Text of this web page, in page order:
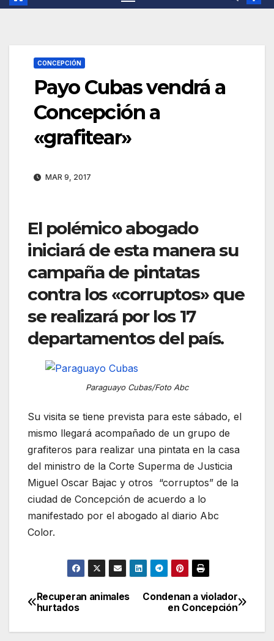
CONCEPCIÓN
Payo Cubas vendrá a
Concepción a
«grafitear»
MAR 9, 2017
El polémico abogado
iniciará de esta manera su
campaña de pintatas
contra los «corruptos» que
se realizará por los 17
departamentos del país.
Paraguayo Cubas/Foto Abc
Su visita se tiene prevista para este sábado, el
mismo llegará acompañado de un grupo de
grafiteros para realizar una pintata en la casa
del ministro de la Corte Superma de Justicia
Miguel Oscar Bajac y otros “corruptos” de la
ciudad de Concepción de acuerdo a lo
manifestado por el abogado al diario Abc
Color.
Navegación
de
Condenan a violador
en Concepción
Recuperan animales
hurtados